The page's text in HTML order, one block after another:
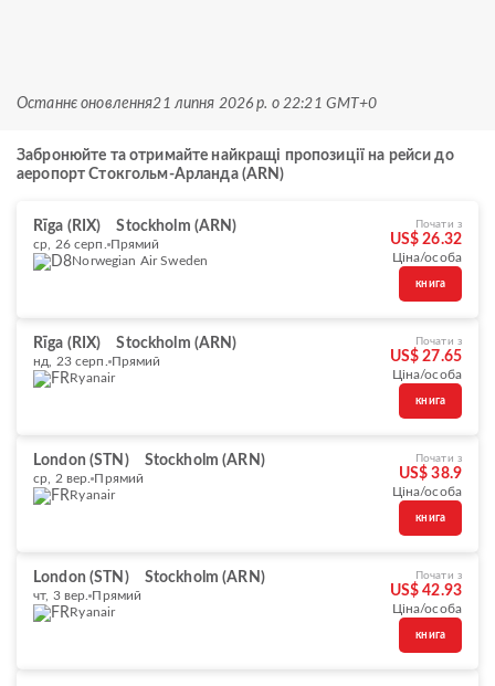
Останнє оновлення21 липня 2026 р. о 22:21 GMT+0
Забронюйте та отримайте найкращі пропозиції на рейси до
аеропорт Стокгольм-Арланда (ARN)
Rīga (RIX) Stockholm (ARN)
ср, 26 серп.
Прямий
Norwegian Air Sweden
Почати з
US$ 26.32
Ціна/особа
книга
Rīga (RIX) Stockholm (ARN)
нд, 23 серп.
Прямий
Ryanair
Почати з
US$ 27.65
Ціна/особа
книга
London (STN) Stockholm (ARN)
ср, 2 вер. Прямий
Ryanair
Почати з
US$ 38.9
Ціна/особа
книга
London (STN) Stockholm (ARN)
чт, 3 вер. Прямий
Ryanair
Почати з
US$ 42.93
Ціна/особа
книга